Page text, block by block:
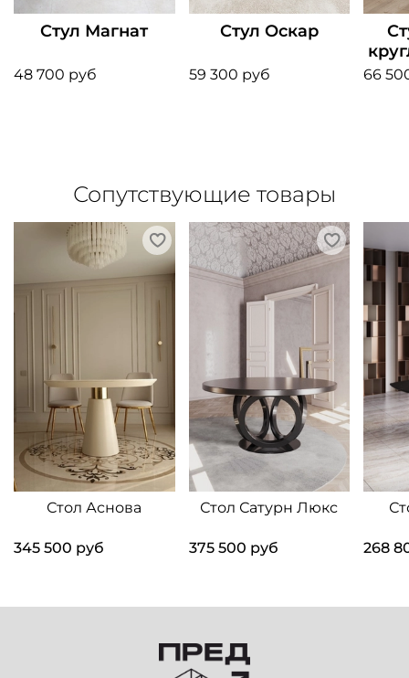
Стул Магнат
48 700 руб
Стул Оскар
59 300 руб 66
Сопутствующие товары
Стол Аснова
345 500 руб
Стол Сатурн Люкс
375 500 руб 268